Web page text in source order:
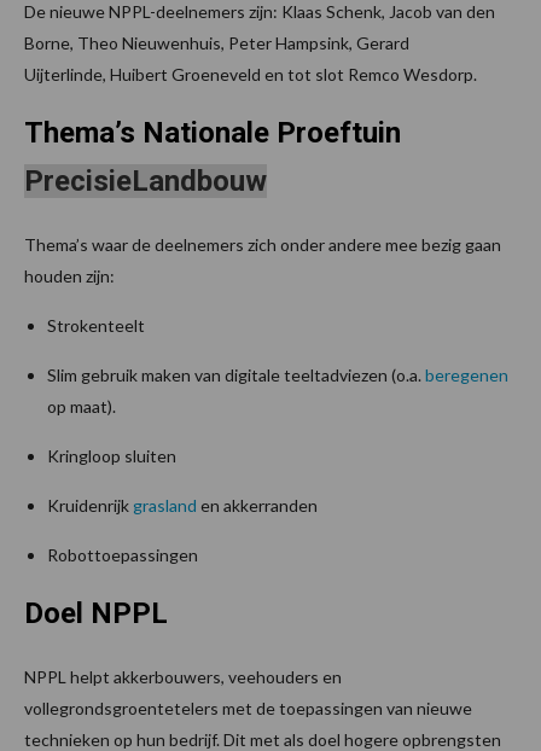
De nieuwe NPPL-deelnemers zijn: Klaas Schenk, Jacob van den
Borne, Theo Nieuwenhuis, Peter Hampsink, Gerard
Uijterlinde, Huibert Groeneveld en tot slot Remco Wesdorp.
Thema’s Nationale Proeftuin
PrecisieLandbouw
Thema’s waar de deelnemers zich onder andere mee bezig gaan
houden zijn:
Strokenteelt
Slim gebruik maken van digitale teeltadviezen (o.a. beregenen
op maat).
Kringloop sluiten
Kruidenrijk grasland en akkerranden
Robottoepassingen
Doel NPPL
NPPL helpt akkerbouwers, veehouders en
vollegrondsgroentetelers met de toepassingen van nieuwe
technieken op hun bedrijf. Dit met als doel hogere opbrengsten